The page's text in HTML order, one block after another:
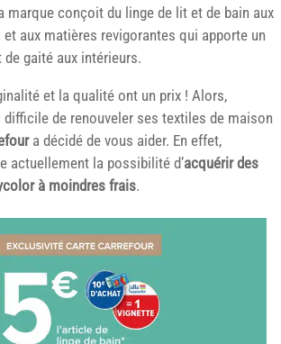
marque conçoit du linge de lit et de bain aux
aux matières revigorantes qui apporte un
gaité aux intérieurs.
et la qualité ont un prix ! Alors,
difficile de renouveler ses textiles de maison
a décidé de vous aider. En effet,
actuellement la possibilité d’acquérir des
à moindres frais.